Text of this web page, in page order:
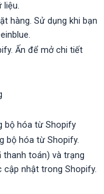
liệu.
hàng. Sử dụng khi bạn
Ấn để mở chi tiết
bộ hóa từ Shopify
bộ hóa từ Shopify.
thanh toán) và trạng
nhật trong Shopify.